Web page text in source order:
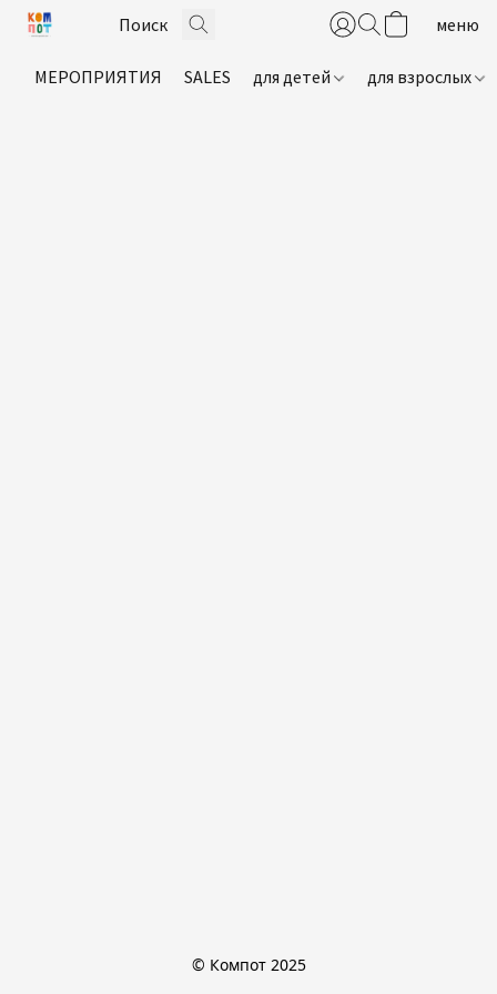
МЕРОПРИЯТИЯ SALES для детей для взрослых
© Компот 2025